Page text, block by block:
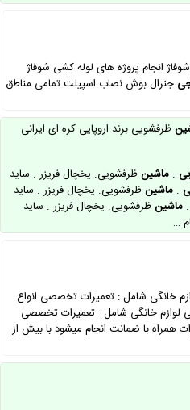
انجام پروژه های لوله کشی شوفاژ
جنرال بوش نصاب اسپیلت تمامی مناطق
ظرفشویی برند اروپایی کره ای ایرانی
. ماشینظرفشویی. یخچال فریزر . ساید
. ماشینظرفشویی. یخچال فریزر . ساید
ماشینظرفشویی. یخچال فریزر . ساید
…
خانگی شامل : تعمیرات تخصصی انواع
خانگی شامل : تعمیرات تخصصی
همراه با ضمانت انجام میشود با بیش از